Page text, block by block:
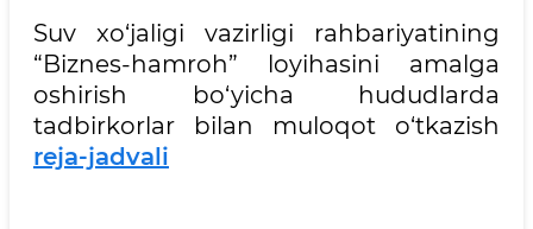
Suv xo‘jaligi vazirligi rahbariyatining
“Biznes-hamroh” loyihasini amalga
oshirish bo‘yicha hududlarda
tadbirkorlar bilan muloqot o‘tkazish
reja-jadvali